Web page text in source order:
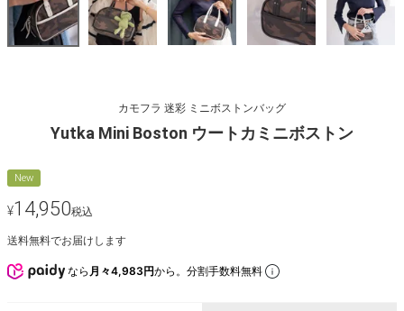
カモフラ 迷彩 ミニボストンバッグ
Yutka Mini Boston ウートカミニボストン
New
¥14,950税込
送料無料でお届けします
なら 月々4,983円から。分割手数料無料